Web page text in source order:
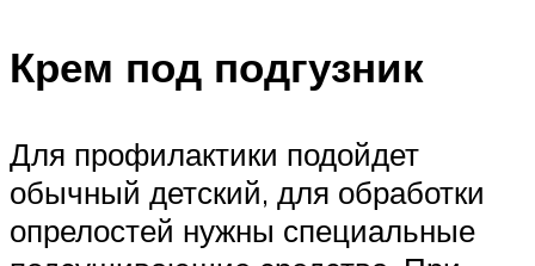
Крем под подгузник
Для профилактики подойдет
обычный детский, для обработки
опрелостей нужны специальные